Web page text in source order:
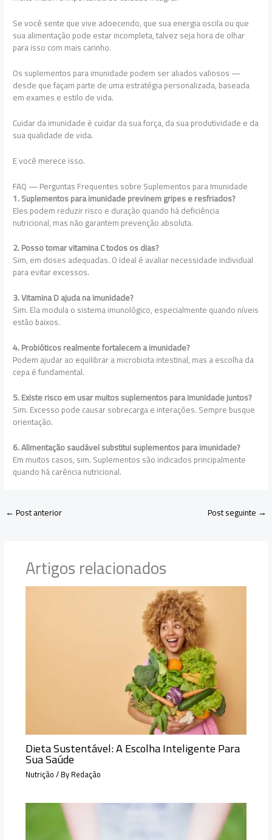
Se você sente que vive adoecendo, que sua energia oscila ou que
sua alimentação pode estar incompleta, talvez seja hora de olhar
para isso com mais carinho.
Os suplementos para imunidade podem ser aliados valiosos —
desde que façam parte de uma estratégia personalizada, baseada
em exames e estilo de vida.
Cuidar da imunidade é cuidar da sua força, da sua produtividade e da
sua qualidade de vida.
E você merece isso.
FAQ — Perguntas Frequentes sobre Suplementos para Imunidade
1. Suplementos para imunidade previnem gripes e resfriados?
Eles podem reduzir risco e duração quando há deficiência
nutricional, mas não garantem prevenção absoluta.
2. Posso tomar vitamina C todos os dias?
Sim, em doses adequadas. O ideal é avaliar necessidade individual
para evitar excessos.
3. Vitamina D ajuda na imunidade?
Sim. Ela modula o sistema imunológico, especialmente quando níveis
estão baixos.
4. Probióticos realmente fortalecem a imunidade?
Podem ajudar ao equilibrar a microbiota intestinal, mas a escolha da
cepa é fundamental.
5. Existe risco em usar muitos suplementos para imunidade juntos?
Sim. Excesso pode causar sobrecarga e interações. Sempre busque
orientação.
6. Alimentação saudável substitui suplementos para imunidade?
Em muitos casos, sim. Suplementos são indicados principalmente
quando há carência nutricional.
←Post anterior Post seguinte →
Artigos relacionados
Dieta Sustentável: A Escolha Inteligente Para
Sua Saúde
Nutrição/ ByRedação